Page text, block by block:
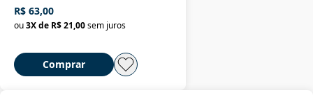
R$ 63,00
ou3X de R$ 21,00sem juros
Comprar